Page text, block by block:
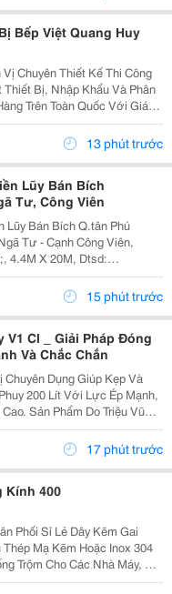
Bếp Việt Quang Huy
Chuyên Thiết Kế Thi Công
Bị, Nhập Khẩu Và Phân
Trên Toàn Quốc Với Giá
Quanghuypl...
13 phút trước
Lũy Bán Bích
Tư, Công Viên
Lũy Bán Bích Q.tân Phú
4.4M X 20M, Dtsd:
Công Ty,
Tóc, Showroom Xe Điện-
15 phút trước
V1 Cl _ Giải Pháp Đóng
Và Chắc Chắn
Dụng Giúp Kẹp Và
200 Lít Với Lực Ép Mạnh,
Sản Phẩm Do Triệu Vũ
Phù Hợp Cho Các Doanh
Đóng Nắp Thùng Phuy
17 phút trước
Kính 400
Phối Sỉ Lẻ Dây Kẽm Gai
Mạ Kẽm Hoặc Inox 304
Trộm Cho Các Nhà Máy, Xí
Học, Nhà Ở Khu Dân Cư...